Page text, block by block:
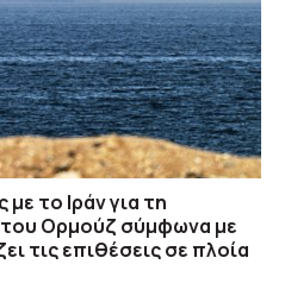
με το Ιράν για τη
του Ορμούζ σύμφωνα με
τις επιθέσεις σε πλοία